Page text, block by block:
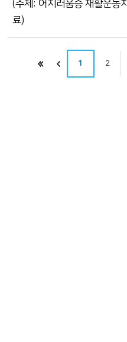
(주제: 어지러움증 재활운동치
료)
1 2